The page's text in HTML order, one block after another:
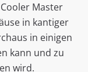
Master
in kantiger
in einigen
kann und zu
wird.